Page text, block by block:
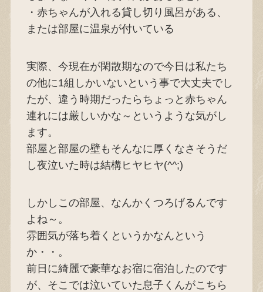
・赤ちゃんが入れる貸し切り風呂がある、
または部屋に温泉が付いている
実際、今現在が閑散期なので今日は私たち
の他に1組しかいないという事で大丈夫でし
たが、違う時期だったらちょっと赤ちゃん
連れには厳しいかな～というような気がし
ます。
部屋と部屋の壁もそんなに厚くなさそうだ
し夜泣いた時は結構ヒヤヒヤ(^^;)
しかしこの部屋、なんかくつろげるんです
よね～。
雰囲気が落ち着くというかなんという
か・・。
前日に綺麗で豪華なお宿に宿泊したのです
が、そこでは泣いていた息子くんがこちら